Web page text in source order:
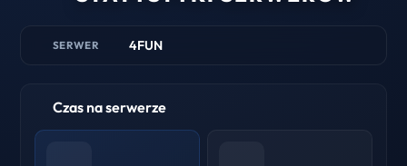
SERWER 4FUN
Czas na serwerze